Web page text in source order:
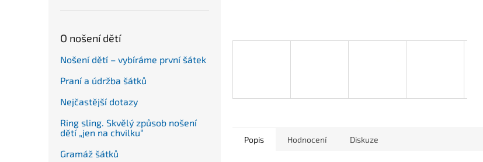
O nošení dětí
Nošení dětí – vybíráme první šátek
Praní a údržba šátků
Nejčastější dotazy
Ring sling. Skvělý způsob nošení
dětí „jen na chvilku“
Gramáž šátků
Popis Hodnocení Diskuze